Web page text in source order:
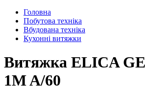
Головна
Побутова техніка
Вбудована техніка
Кухонні витяжки
Витяжка ELICA
1M A/60